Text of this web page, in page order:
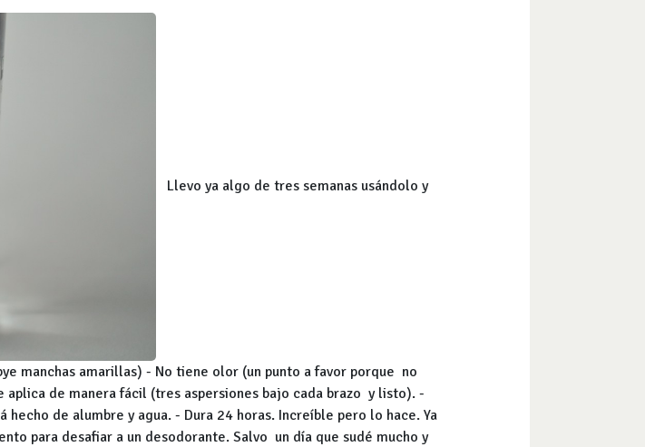
Llevo ya algo de tres semanas usándolo y
manchas amarillas) - No tiene olor (un punto a favor porque no
de manera fácil (tres aspersiones bajo cada brazo y listo). -
de alumbre y agua. - Dura 24 horas. Increíble pero lo hace. Ya
para desafiar a un desodorante. Salvo un día que sudé mucho y